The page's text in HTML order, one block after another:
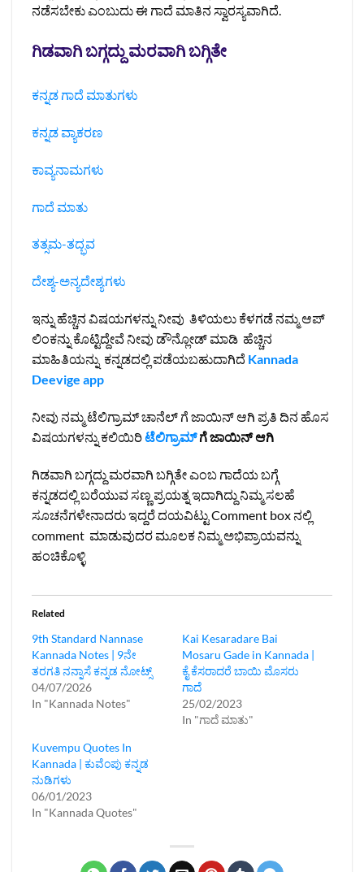
ನಡೆಸಬೇಕು ಎಂಬುದು ಈ ಗಾದೆ ಮಾತಿನ ಸ್ವಾರಸ್ಯವಾಗಿದೆ.
ಗಿಡವಾಗಿ ಬಗ್ಗದ್ದು ಮರವಾಗಿ ಬಗ್ಗಿತೇ
ಕನ್ನಡ ಗಾದೆ ಮಾತುಗಳು
ಕನ್ನಡ ವ್ಯಾಕರಣ
ಕಾವ್ಯನಾಮಗಳು
ಗಾದೆ ಮಾತು
ತತ್ಸಮ-ತದ್ಭವ
ದೇಶ್ಯ-ಅನ್ಯದೇಶ್ಯಗಳು
ಇನ್ನು ಹೆಚ್ಚಿನ ವಿಷಯಗಳನ್ನು ನೀವು ತಿಳಿಯಲು ಕೆಳಗಡೆ ನಮ್ಮ ಆಪ್
ಲಿಂಕನ್ನು ಕೊಟ್ಟಿದ್ದೇವೆ ನೀವು ಡೌನ್ಲೋಡ್ ಮಾಡಿ ಹೆಚ್ಚಿನ
ಮಾಹಿತಿಯನ್ನು ಕನ್ನಡದಲ್ಲಿ ಪಡೆಯಬಹುದಾಗಿದೆ Kannada
Deevige app
ನೀವು ನಮ್ಮ ಟೆಲಿಗ್ರಾಮ್ ಚಾನೆಲ್ ಗೆ ಜಾಯಿನ್ ಆಗಿ ಪ್ರತಿ ದಿನ ಹೊಸ
ವಿಷಯಗಳನ್ನು ಕಲಿಯಿರಿಟೆಲಿಗ್ರಾಮ್ಗೆ ಜಾಯಿನ್ ಆಗಿ
ಗಿಡವಾಗಿ ಬಗ್ಗದ್ದು ಮರವಾಗಿ ಬಗ್ಗಿತೇ ಎಂಬ ಗಾದೆಯ ಬಗ್ಗೆ
ಕನ್ನಡದಲ್ಲಿ ಬರೆಯುವ ಸಣ್ಣ ಪ್ರಯತ್ನ ಇದಾಗಿದ್ದು ನಿಮ್ಮ ಸಲಹೆ
ಸೂಚನೆಗಳೇನಾದರು ಇದ್ದರೆ ದಯವಿಟ್ಟು Comment box ನಲ್ಲಿ
comment ಮಾಡುವುದರ ಮೂಲಕ ನಿಮ್ಮ ಅಭಿಪ್ರಾಯವನ್ನು
ಹಂಚಿಕೊಳ್ಳಿ
Related
9th Standard Nannase
Kannada Notes | 9ನೇ
ತರಗತಿ ನನ್ನಾಸೆ ಕನ್ನಡ ನೋಟ್ಸ್
04/07/2026
In "Kannada Notes"
Kai Kesaradare Bai
Mosaru Gade in Kannada |
ಕೈ ಕೆಸರಾದರೆ ಬಾಯಿ ಮೊಸರು
ಗಾದೆ
25/02/2023
In "ಗಾದೆ ಮಾತು"
Kuvempu Quotes In
Kannada | ಕುವೆಂಪು ಕನ್ನಡ
ನುಡಿಗಳು
06/01/2023
In "Kannada Quotes"